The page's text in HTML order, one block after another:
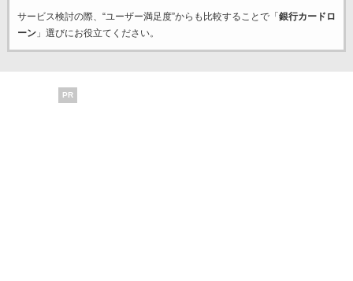
サービス検討の際、“ユーザー満足度”からも比較することで「 銀行カードロ
ーン」選びにお役立てください。
PR